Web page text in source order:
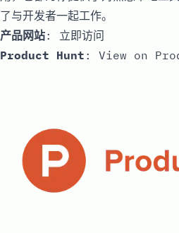
了与开发者一起工作。
产品网站: 立即访问
Product Hunt : View on